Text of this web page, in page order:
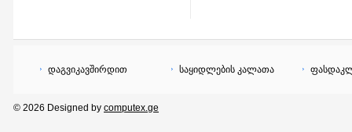
დაგვიკავშირდით საყიდლების კალათა
© 2026 Designed by computex.ge